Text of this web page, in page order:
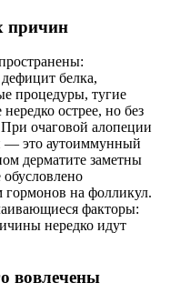
причин
белка,
процедуры, тугие
острее, но без
очаговой алопеции
— это аутоиммунный
дерматите заметны
гормонов на фолликул.
факторы:
нередко идут
вовлечены